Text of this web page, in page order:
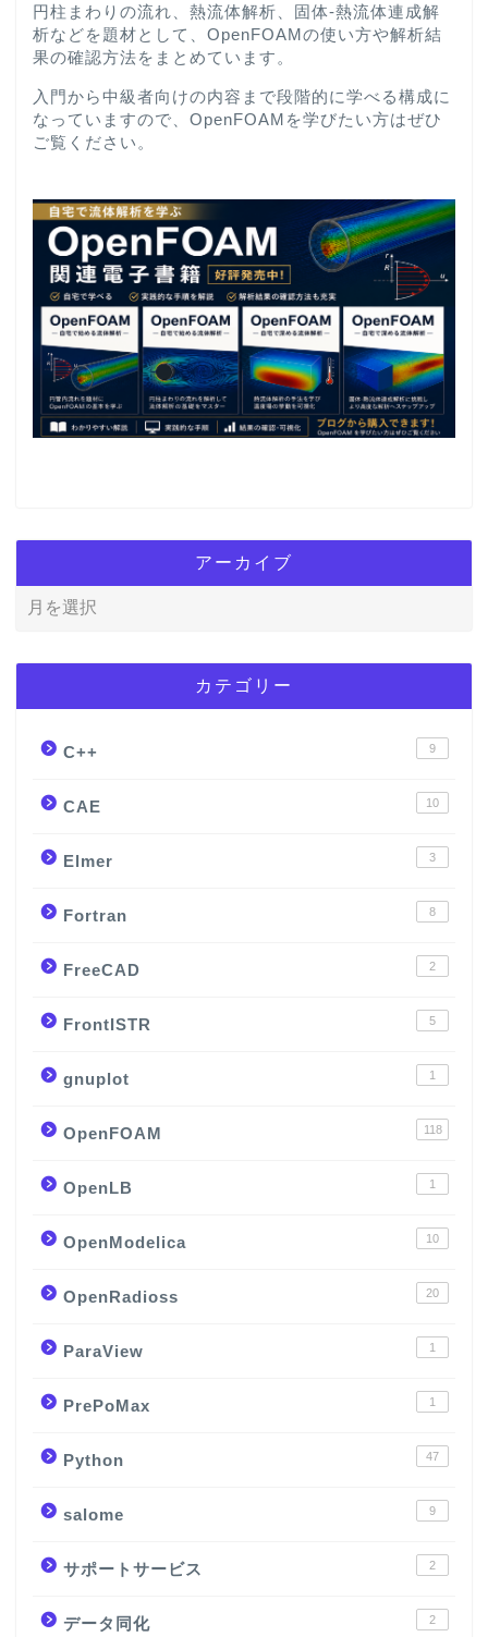
円柱まわりの流れ、熱流体解析、固体-熱流体連成解
析などを題材として、OpenFOAMの使い方や解析結
果の確認方法をまとめています。
入門から中級者向けの内容まで段階的に学べる構成に
なっていますので、OpenFOAMを学びたい方はぜひ
ご覧ください。
アーカイブ
カテゴリー
C++ 9
CAE 10
Elmer 3
Fortran 8
FreeCAD 2
FrontISTR 5
gnuplot 1
OpenFOAM 118
OpenLB 1
OpenModelica 10
OpenRadioss 20
ParaView 1
PrePoMax 1
Python 47
salome 9
サポートサービス 2
データ同化 2